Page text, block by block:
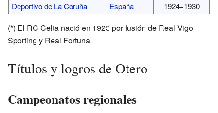
Deportivo de La Coruña
España 1924−1930
(*) El RC Celta nació en 1923 por fusión de Real Vigo
Sporting y Real Fortuna.
Títulos y logros de Otero
Campeonatos regionales